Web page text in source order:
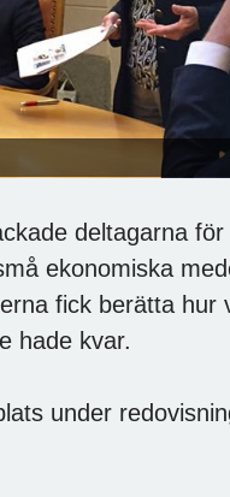
deltagarna
ekonomiska
fick berätta hur
hade kvar.
under